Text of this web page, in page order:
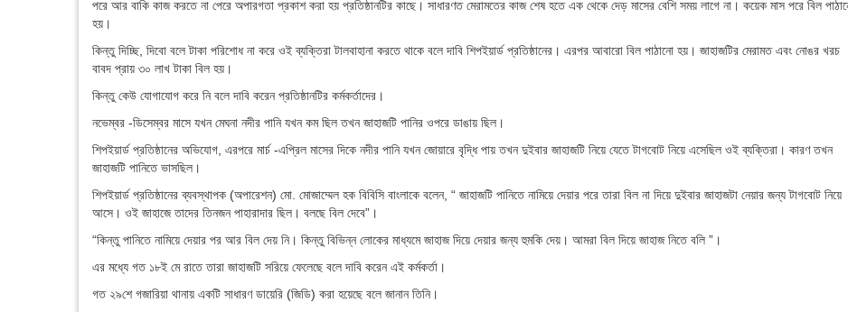
পরে আর বাকি কাজ করতে না পেরে অপারগতা প্রকাশ করা হয় প্রতিষ্ঠানটির কাছে। সাধারণত মেরামতের কাজ শেষ হতে এক থেকে দেড় মাসের বেশি সময় লাগে না। কয়েক মাস পরে বিল
হয়।
কিন্তু দিচ্ছি, দিবো বলে টাকা পরিশোধ না করে ওই ব্যক্তিরা টালবাহানা করতে থাকে বলে দাবি শিপইয়ার্ড প্রতিষ্ঠানের। এরপর আবারো বিল পাঠানো হয়। জাহাজটির মেরামত এবং নোঙর খরচ
বাবদ প্রায় ৩০ লাখ টাকা বিল হয়।
কিন্তু কেউ যোগাযোগ করে নি বলে দাবি করেন প্রতিষ্ঠানটির কর্মকর্তাদের।
নভেম্বর -ডিসেম্বর মাসে যখন মেঘনা নদীর পানি যখন কম ছিল তখন জাহাজটি পানির ওপরে ডাঙায় ছিল।
শিপইয়ার্ড প্রতিষ্ঠানের অভিযোগ, এরপরে মার্চ -এপ্রিল মাসের দিকে নদীর পানি যখন জোয়ারে বৃদ্ধি পায় তখন দুইবার জাহাজটি নিয়ে যেতে টাগবোট নিয়ে এসেছিল ওই ব্যক্তিরা। কারণ তখন
জাহাজটি পানিতে ভাসছিল।
শিপইয়ার্ড প্রতিষ্ঠানের ব্যবস্থাপক (অপারেশন) মো. মোজাম্মেল হক বিবিসি বাংলাকে বলেন, “ জাহাজটি পানিতে নামিয়ে দেয়ার পরে তারা বিল না দিয়ে দুইবার জাহাজটা নেয়ার জন্য টাগবোট নিয়ে
আসে। ওই জাহাজে তাদের তিনজন পাহারাদার ছিল। বলছে বিল দেবে”।
“কিন্তু পানিতে নামিয়ে দেয়ার পর আর বিল দেয় নি। কিন্তু বিভিন্ন লোকের মাধ্যমে জাহাজ দিয়ে দেয়ার জন্য হুমকি দেয়। আমরা বিল দিয়ে জাহাজ নিতে বলি ”।
এর মধ্যে গত ১৮ই মে রাতে তারা জাহাজটি সরিয়ে ফেলেছে বলে দাবি করেন এই কর্মকর্তা।
গত ২৯শে গজারিয়া থানায় একটি সাধারণ ডায়েরি (জিডি) করা হয়েছে বলে জানান তিনি।